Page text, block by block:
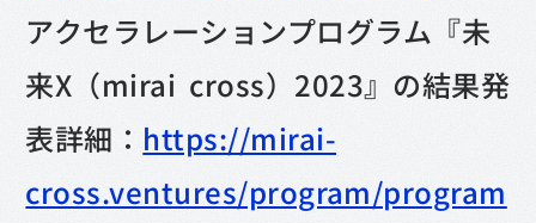
アクセラレーションプログラム『未
来X（mirai cross）2023』の結果発
表詳細： https://mirai-
cross.ventures/program/program